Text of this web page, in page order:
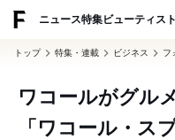
ニュース特集ビューティ ス
トップ 特集・連載 ビジネス フ
ワコールがグル
「ワコール・ス